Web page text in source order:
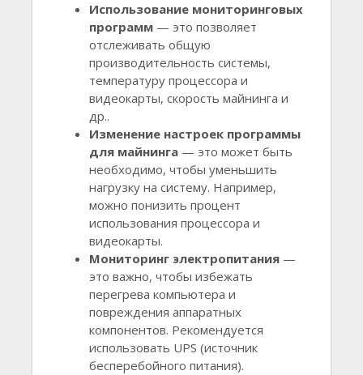
Использование мониторинговых
программ — это позволяет
отслеживать общую
производительность системы,
температуру процессора и
видеокарты, скорость майнинга и
др..
Изменение настроек программы
для майнинга — это может быть
необходимо, чтобы уменьшить
нагрузку на систему. Например,
можно понизить процент
использования процессора и
видеокарты.
Мониторинг электропитания —
это важно, чтобы избежать
перегрева компьютера и
повреждения аппаратных
компонентов. Рекомендуется
использовать UPS (источник
бесперебойного питания).